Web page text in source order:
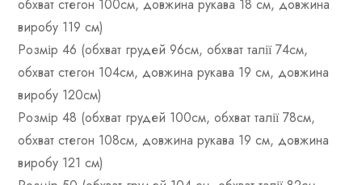
обхват стегон 100см, довжина рукава 18 см, довжина
виробу 119 см)
Розмір 46 (обхват грудей 96см, обхват талії 74см,
обхват стегон 104см, довжина рукава 19 см, довжина
виробу 120см)
Розмір 48 (обхват грудей 100см, обхват талії 78см,
обхват стегон 108см, довжина рукава 19 см, довжина
виробу 121 см)